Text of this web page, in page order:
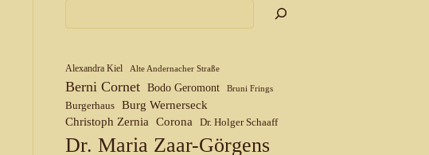
Alexandra Kiel Alte Andernacher Straße
Berni Cornet Bodo Geromont Bruni Frings
Burgerhaus Burg Wernerseck
Christoph Zernia
Corona Dr. Holger Schaaff
Dr. Maria Zaar-Görgens